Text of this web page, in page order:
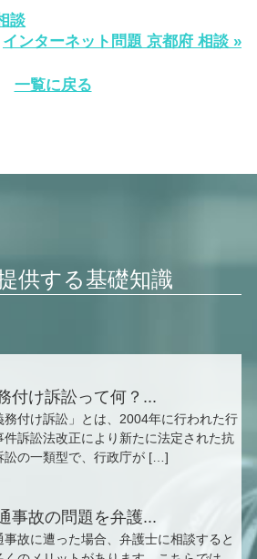
談
インターネット問題 京都府 相談 »
一覧に戻る
供する基礎知識
付け訴訟って何？...
務付け訴訟」とは、2004年に行われた行
件訴訟法改正により新たに法定された抗
訟の一類型で、行政庁が […]
事故の問題を弁護...
事故に遭った場合、弁護士に相談すると